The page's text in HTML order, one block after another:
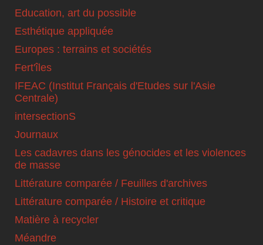
Education, art du possible
Esthétique appliquée
Europes : terrains et sociétés
Fert'îles
IFEAC (Institut Français d'Etudes sur l'Asie
Centrale)
intersectionS
Journaux
Les cadavres dans les génocides et les violences
de masse
Littérature comparée / Feuilles d'archives
Littérature comparée / Histoire et critique
Matière à recycler
Méandre